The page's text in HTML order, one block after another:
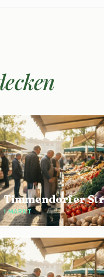
Timmendorfer
1 MARKT